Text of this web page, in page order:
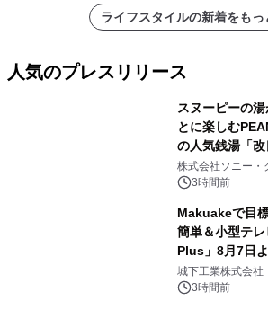
ライフスタイルの新着をもっ
人気のプレスリリース
スヌーピーの
とに楽しむ
の人気銭湯「
ラボレーショ
ボグッズも発売
株式会社ソニー・
3時間前
Makuakeで目
簡単＆小型テ
Plus」8月7日
ーブル1本つな
ぐっと豊かに
城下工業株式会社
3時間前